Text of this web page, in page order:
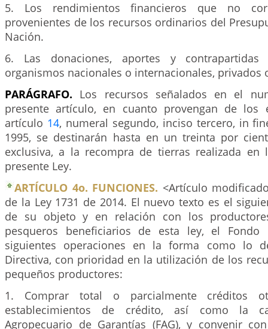
5. Los rendimientos financieros que no
provenientes de los recursos ordinarios del
Nación.
6. Las donaciones, aportes y
organismos nacionales o internacionales, privados
PARÁGRAFO. Los recursos señalados en el
presente artículo, en cuanto provengan de los
artículo 14, numeral segundo, inciso tercero, in
1995, se destinarán hasta en un treinta por
exclusiva, a la recompra de tierras realizada
presente Ley.
ARTÍCULO 4o. FUNCIONES. <Artículo
de la Ley 1731 de 2014. El nuevo texto es el
de su objeto y en relación con los
pesqueros beneficiarios de esta ley, el Fondo
siguientes operaciones en la forma como lo
Directiva, con prioridad en la utilización de los
pequeños productores:
1. Comprar total o parcialmente créditos
establecimientos de crédito, así como la
Agropecuario de Garantías (FAG), y convenir